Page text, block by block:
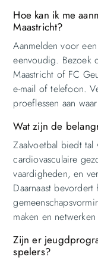
Hoe kan ik me
Maastricht?
Aanmelden voor
eenvoudig. Bezoek
Maastricht of FC
e-mail of telefoon.
proeflessen aan
Wat zijn de
Zaalvoetbal biedt
cardiovasculaire
vaardigheden, en
Daarnaast
maken en
Zijn er
spelers?